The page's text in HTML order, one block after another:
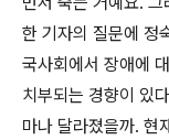
한 기자의 질문에 정
국사회에서 장애에
치부되는 경향이 있
마나 달라졌을까. 현